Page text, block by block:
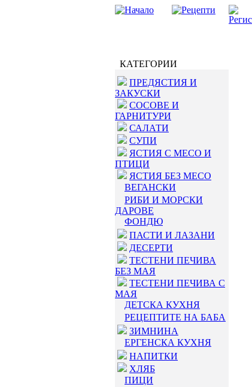
КАТЕГОРИИ
ПРЕДЯСТИЯ И
ЗАКУСКИ
СОСОВЕ И
ГАРНИТУРИ
САЛАТИ
СУПИ
ЯСТИЯ С МЕСО И
ПТИЦИ
ЯСТИЯ БЕЗ МЕСО
ВЕГАНСКИ
РИБИ И МОРСКИ
ДАРОВЕ
ФОНДЮ
ПАСТИ И ЛАЗАНИ
ДЕСЕРТИ
ТЕСТЕНИ ПЕЧИВА
БЕЗ МАЯ
ТЕСТЕНИ ПЕЧИВА С
МАЯ
ДЕТСКА КУХНЯ
РЕЦЕПТИТЕ НА БАБА
ЗИМНИНА
ЕРГЕНСКА КУХНЯ
НАПИТКИ
ХЛЯБ
ПИЦИ